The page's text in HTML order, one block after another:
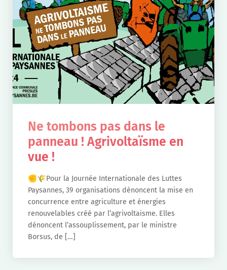
Ne tombons pas dans le
panneau ! Agrivoltaïsme en
vue !
✊🌾Pour la Journée Internationale des Luttes
Paysannes, 39 organisations dénoncent la mise en
concurrence entre agriculture et énergies
renouvelables créé par l’agrivoltaisme. Elles
dénoncent l’assouplissement, par le ministre
Borsus, de […]